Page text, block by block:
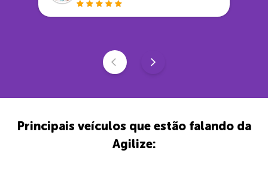
Principais veículos que estão falando da
Agilize: